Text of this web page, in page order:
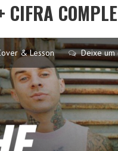
& Lesson Deixe um